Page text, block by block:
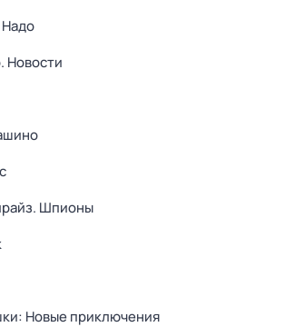
Новости
Шпионы
Новые приключения